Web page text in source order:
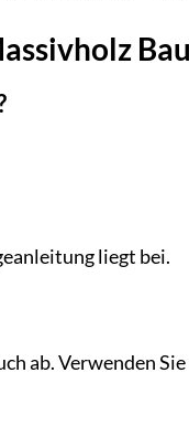
liegt bei.
ab. Verwenden